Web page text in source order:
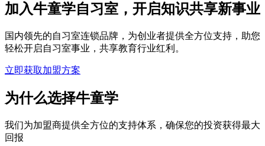
加入牛童学自习室，开启知识共享新事业
国内领先的自习室连锁品牌，为创业者提供全方位支持，助您
轻松开启自习室事业，共享教育行业红利。
立即获取加盟方案
为什么选择牛童学
我们为加盟商提供全方位的支持体系，确保您的投资获得最大
回报